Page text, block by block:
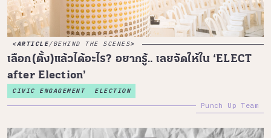
ARTICLE/BEHIND THE SCENES
เลือก(ตั้ง)แล้วได้อะไร? อยากรู้.. เลยจัดให้ใน ‘ELECT
after Election’
CIVIC ENGAGEMENT ELECTION
Punch Up Team